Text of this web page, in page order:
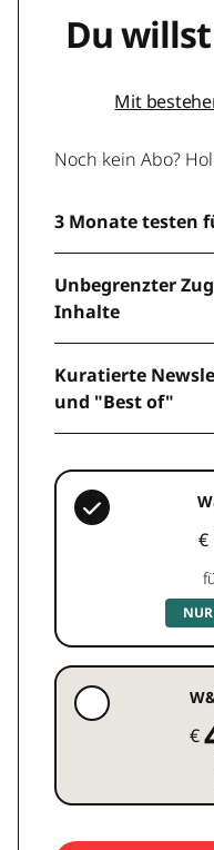
Du
Mit
Noch kein Abo?
3 Monate testen
Unbegrenzter
Inhalte
Kuratierte
und "Best of"
€
€